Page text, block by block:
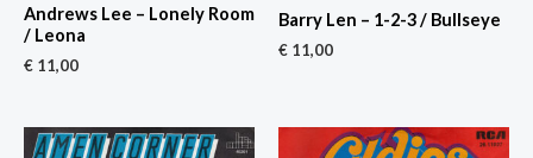
Andrews Lee – Lonely Room
/ Leona
€ 11,00
Barry Len – 1-2-3 / Bullseye
€ 11,00